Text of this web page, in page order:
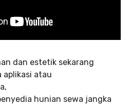
dan estetik sekarang
aplikasi atau
hunian sewa jangka